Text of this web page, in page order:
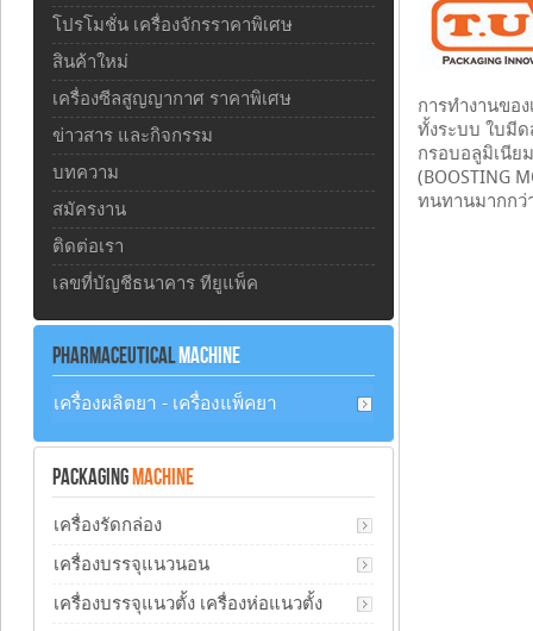
การทำงานขอ
ทั้งระบบ ใบมีด
กรอบอลูมิเนีย
(BOOSTING
ทนทานมากกว่
โปรโมชั่น เครื่องจักรราคาพิเศษ
สินค้าใหม่
เครื่องซีลสูญญากาศ ราคาพิเศษ
ข่าวสาร และกิจกรรม
บทความ
สมัครงาน
ติดต่อเรา
เลขที่บัญชีธนาคาร ทียูแพ็ค
PHARMACEUTICALMACHINE
เครื่องผลิตยา - เครื่องแพ็คยา
PACKAGING MACHINE
เครื่องรัดกล่อง
เครื่องบรรจุแนวนอน
เครื่องบรรจุแนวตั้ง เครื่องห่อแนวตั้ง